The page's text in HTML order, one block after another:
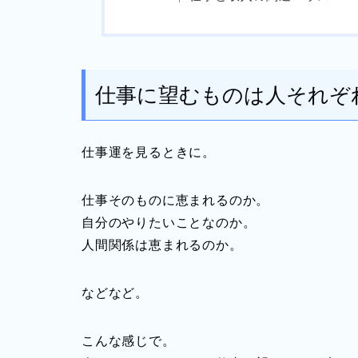
仕事に望むものは人それぞ
仕事運を見るときに。
仕事そのものに恵まれるのか。
自分のやりたいことなのか。
人間関係は恵まれるのか。
などなど。
こんな感じで。